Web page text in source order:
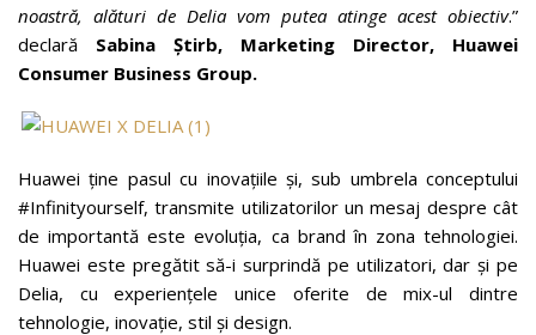
noastră, alături de Delia vom putea atinge acest obiectiv.”
declară Sabina Știrb, Marketing Director, Huawei
Consumer Business Group.
Huawei ține pasul cu inovațiile și, sub umbrela conceptului
#Infinityourself, transmite utilizatorilor un mesaj despre cât
de importantă este evoluția, ca brand în zona tehnologiei.
Huawei este pregătit să-i surprindă pe utilizatori, dar și pe
Delia, cu experiențele unice oferite de mix-ul dintre
tehnologie, inovație, stil și design.